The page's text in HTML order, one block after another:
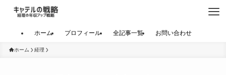
ホーム プロフィール 全記事一覧 お問い合わせ
ホーム 経理